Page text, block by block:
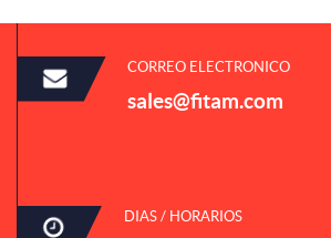
CORREO ELECTRONICO
sales@fitam.com
DIAS / HORARIOS